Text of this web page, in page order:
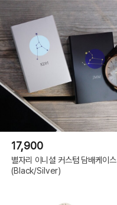
17,900
별자리 이니셜 커스텀 담배케이스
(Black/Silver)